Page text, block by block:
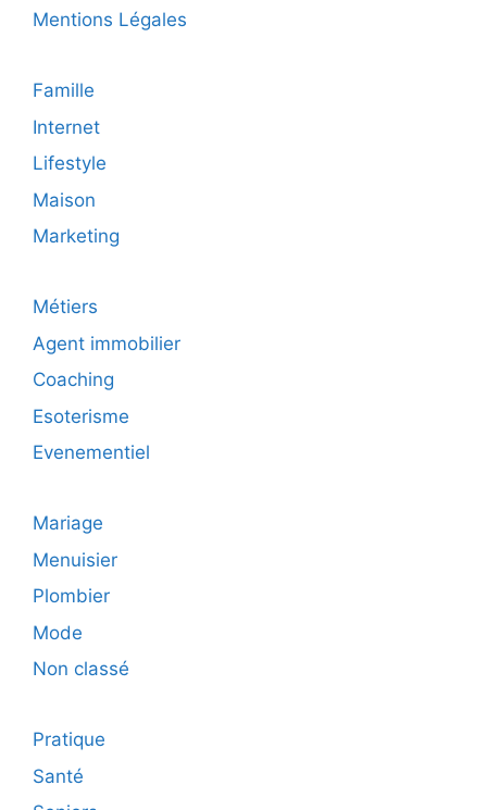
Mentions Légales
Famille
Internet
Lifestyle
Maison
Marketing
Métiers
Agent immobilier
Coaching
Esoterisme
Evenementiel
Mariage
Menuisier
Plombier
Mode
Non classé
Pratique
Santé